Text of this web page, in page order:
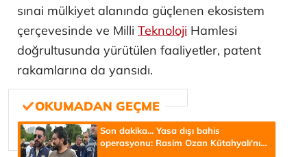
sınai mülkiyet alanında güçlenen ekosistem
çerçevesinde ve Milli Teknoloji Hamlesi
doğrultusunda yürütülen faaliyetler, patent
rakamlarına da yansıdı.
Son dakika... Yasa dışı bahis
operasyonu: Rasim Ozan Kütahyalı'nın